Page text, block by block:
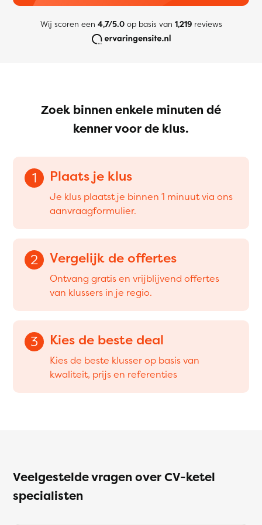
Wij scoren een 4,7/5.0op basis van 1,219reviews
Zoek binnen enkele minuten dé
kenner voor de klus.
1 Plaats je klus
Je klus plaatst je binnen 1 minuut via ons
aanvraagformulier.
2 Vergelijk de offertes
Ontvang gratis en vrijblijvend offertes
van klussers in je regio.
3 Kies de beste deal
Kies de beste klusser op basis van
kwaliteit, prijs en referenties
Veelgestelde vragen over CV-ketel
specialisten